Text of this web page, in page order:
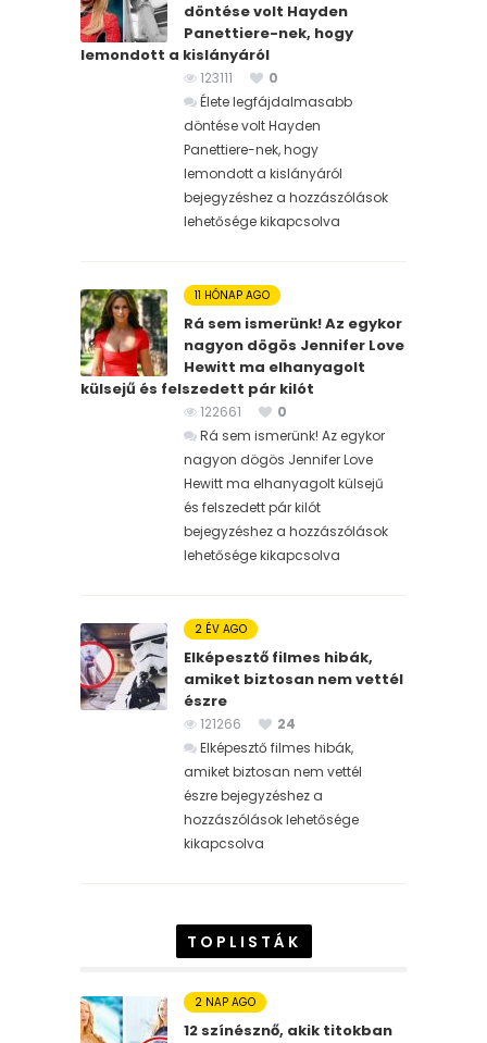
döntése volt Hayden
Panettiere-nek, hogy
lemondott a kislányáról
123111
0
Élete legfájdalmasabb
döntése volt Hayden
Panettiere-nek, hogy
lemondott a kislányáról
bejegyzéshez a hozzászólások
lehetősége kikapcsolva
11 HÓNAP AGO
Rá sem ismerünk! Az egykor
nagyon dögös Jennifer Love
Hewitt ma elhanyagolt
külsejű és felszedett pár kilót
122661
0
Rá sem ismerünk! Az egykor
nagyon dögös Jennifer Love
Hewitt ma elhanyagolt külsejű
és felszedett pár kilót
bejegyzéshez a hozzászólások
lehetősége kikapcsolva
2 ÉV AGO
Elképesztő filmes hibák,
amiket biztosan nem vettél
észre
121266
24
Elképesztő filmes hibák,
amiket biztosan nem vettél
észre bejegyzéshez a
hozzászólások lehetősége
kikapcsolva
TOPLISTÁK
2 NAP AGO
12 színésznő, akik titokban